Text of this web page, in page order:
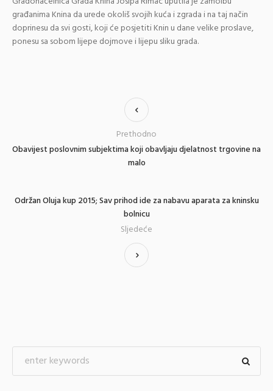
građanima Knina da urede okoliš svojih kuća i zgrada i na taj način
doprinesu da svi gosti, koji će posjetiti Knin u dane velike proslave,
ponesu sa sobom lijepe dojmove i lijepu sliku grada.
Obavijest poslovnim subjektima koji obavljaju djelatnost trgovine na
malo
Prethodno
Održan Oluja kup 2015; Sav prihod ide za nabavu aparata za kninsku
bolnicu
Sljedeće